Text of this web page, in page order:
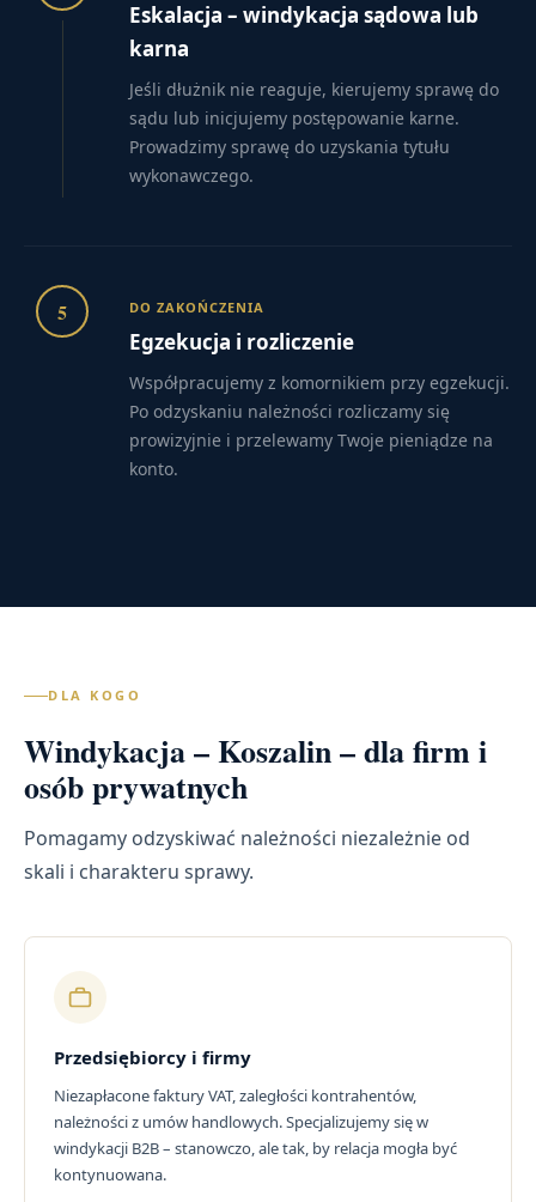
Eskalacja – windykacja sądowa lub
karna
Jeśli dłużnik nie reaguje, kierujemy sprawę do
sądu lub inicjujemy postępowanie karne.
Prowadzimy sprawę do uzyskania tytułu
wykonawczego.
5 DO ZAKOŃCZENIA
Egzekucja i rozliczenie
Współpracujemy z komornikiem przy egzekucji.
Po odzyskaniu należności rozliczamy się
prowizyjnie i przelewamy Twoje pieniądze na
konto.
DLA KOGO
Windykacja – Koszalin – dla firm i
osób prywatnych
Pomagamy odzyskiwać należności niezależnie od
skali i charakteru sprawy.
Przedsiębiorcy i firmy
Niezapłacone faktury VAT, zaległości kontrahentów,
należności z umów handlowych. Specjalizujemy się w
windykacji B2B – stanowczo, ale tak, by relacja mogła być
kontynuowana.